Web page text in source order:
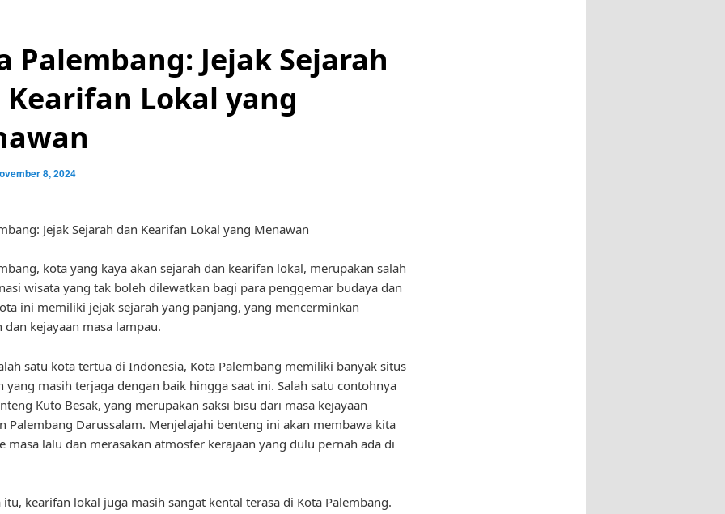
Palembang: Jejak Sejarah
Kearifan Lokal yang
8, 2024
Jejak Sejarah dan Kearifan Lokal yang Menawan
kota yang kaya akan sejarah dan kearifan lokal, merupakan salah
wisata yang tak boleh dilewatkan bagi para penggemar budaya dan
ini memiliki jejak sejarah yang panjang, yang mencerminkan
dan kejayaan masa lampau.
satu kota tertua di Indonesia, Kota Palembang memiliki banyak situs
yang masih terjaga dengan baik hingga saat ini. Salah satu contohnya
Kuto Besak, yang merupakan saksi bisu dari masa kejayaan
Palembang Darussalam. Menjelajahi benteng ini akan membawa kita
masa lalu dan merasakan atmosfer kerajaan yang dulu pernah ada di
itu, kearifan lokal juga masih sangat kental terasa di Kota Palembang.